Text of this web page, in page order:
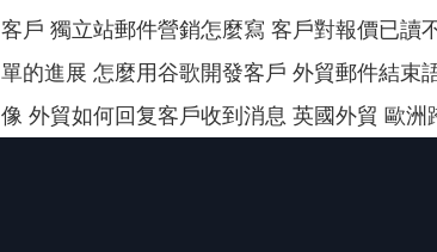
客戶 獨立站郵件營銷怎麼寫 客戶對報價已讀
單的進展 怎麼用谷歌開發客戶 外貿郵件結束
像 外貿如何回复客戶收到消息 英國外貿 歐洲